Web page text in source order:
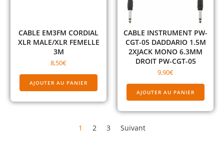
CABLE EM3FM CORDIAL
XLR MALE/XLR FEMELLE
3M
8,50€
AJOUTER AU PANIER
CABLE INSTRUMENT PW-
CGT-05 DADDARIO 1.5M
2XJACK MONO 6.3MM
DROIT PW-CGT-05
9,90€
AJOUTER AU PANIER
1 2 3 Suivant